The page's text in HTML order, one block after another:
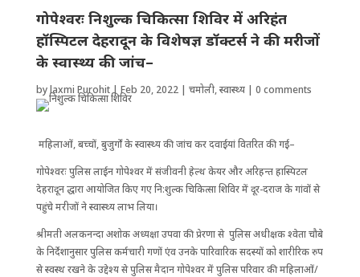
गोपेश्वरः निशुल्क चिकित्सा ‌शिविर में अरिहंत
हॉस्पिटल देहरादून के विशेषज्ञ डॉक्टर्स ने की मरीजों
के स्वास्थ्य की जांच–
bylaxmi Purohit| Feb 20, 2022| चमोली,स्वास्थ्य| 0 comments
महिलाओं, बच्चों, बुजुर्गों के स्वास्थ्य की जांच कर दवाईयां वितरित की गई–
गोपेश्वरः पुलिस लाईन गोपेश्वर में संजीवनी हेल्थ केयर और अरिहन्त हास्पिटल
देहरादून द्धारा आयोजित किए गए नि:शुल्क चिकित्सा शिविर में दूर-दराज के गांवों से
पहुंचे मरीजों ने स्वास्थ्य लाभ लिया।
श्रीमती अलकनन्दा अशोक अध्यक्षा उपवा की प्रेरणा से पुलिस अधीक्षक श्वेता चौबे
के निर्देशानुसार पुलिस कर्मचारी गणों एंव उनके पारिवारिक सदस्यों को शारीरिक रुप
से स्वस्थ रखने के उद्देश्य से पुलिस मैदान गोपेश्वर में पुलिस परिवार की महिलाओं/